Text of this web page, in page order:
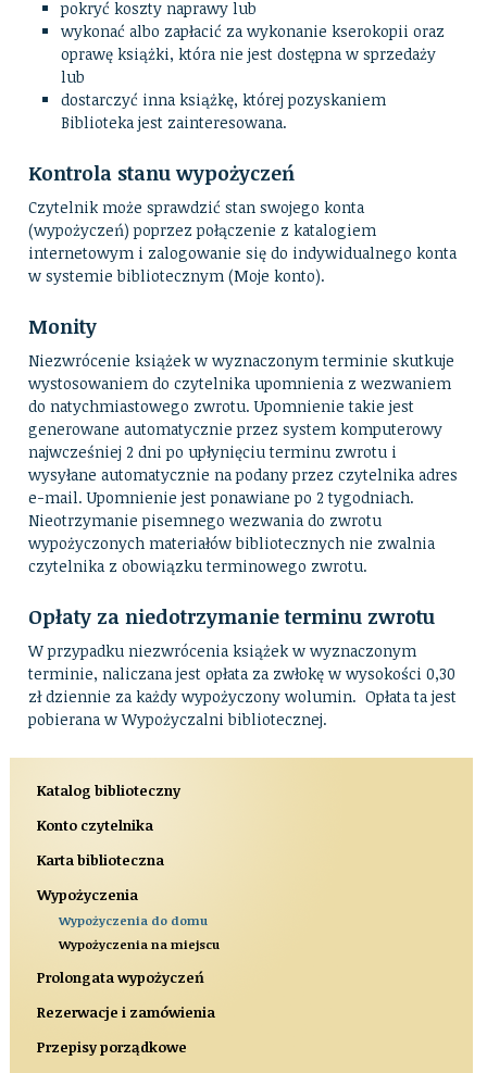
pokryć koszty naprawy lub
wykonać albo zapłacić za wykonanie kserokopii oraz
oprawę książki, która nie jest dostępna w sprzedaży
lub
dostarczyć inna książkę, której pozyskaniem
Biblioteka jest zainteresowana.
Kontrola stanu wypożyczeń
Czytelnik może sprawdzić stan swojego konta
(wypożyczeń) poprzez połączenie z katalogiem
internetowym i zalogowanie się do indywidualnego konta
w systemie bibliotecznym (Moje konto).
Monity
Niezwrócenie książek w wyznaczonym terminie skutkuje
wystosowaniem do czytelnika upomnienia z wezwaniem
do natychmiastowego zwrotu. Upomnienie takie jest
generowane automatycznie przez system komputerowy
najwcześniej 2 dni po upłynięciu terminu zwrotu i
wysyłane automatycznie na podany przez czytelnika adres
e-mail. Upomnienie jest ponawiane po 2 tygodniach.
Nieotrzymanie pisemnego wezwania do zwrotu
wypożyczonych materiałów bibliotecznych nie zwalnia
czytelnika z obowiązku terminowego zwrotu.
Opłaty za niedotrzymanie terminu zwrotu
W przypadku niezwrócenia książek w wyznaczonym
terminie, naliczana jest opłata za zwłokę w wysokości 0,30
zł dziennie za każdy wypożyczony wolumin. Opłata ta jest
pobierana w Wypożyczalni bibliotecznej.
Katalog biblioteczny
Konto czytelnika
Karta biblioteczna
Wypożyczenia
Wypożyczenia do domu
Wypożyczenia na miejscu
Prolongata wypożyczeń
Rezerwacje i zamówienia
Przepisy porządkowe